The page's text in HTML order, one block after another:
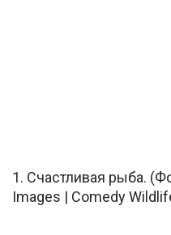
1. Счастливая рыба.
Images | Comedy